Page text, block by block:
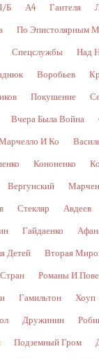
б А4 Гантеля
По Эпистолярным
Спецслужбы Над
Воробьев
Покушение
Вчера Была Война
И Ко
Кононенко
Вергунский
Стекляр Авдеев
Гайдаенко
Детей Вторая
Романы И
Гамильтон Хоуп
Дружинин
Подземный Гром